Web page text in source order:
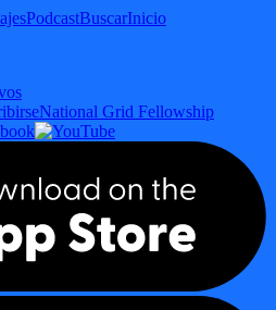
PodcastBuscarInicio
National Grid Fellowship